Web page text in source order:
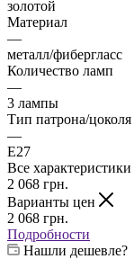
золотой
Материал
—
металл/фибергласс
Количество ламп
—
3 лампы
Тип патрона/цоколя
—
E27
Все характеристики
2 068 грн.
Варианты цен
2 068 грн.
Подробности
Нашли дешевле?